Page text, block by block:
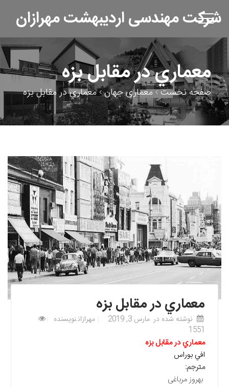
شرکت مهندسی اردیبهشت مهرازان
معماري در مقابل بزه
صفحه نخست معماری جهان معماري در مقابل بزه
معماري در مقابل بزه
نوشته شده در مارس 3, 2019 مهرازاننویسنده
1551
معماري در مقابل بزه
افي بوراس
مترجم:
بهروز مرباغی